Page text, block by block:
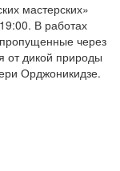
мастерских»
В работах
пропущенные через
от дикой природы
Орджоникидзе.